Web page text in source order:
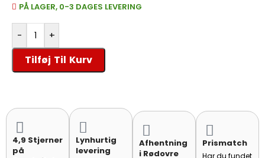
PÅ LAGER, 0-3 DAGES LEVERING
- +
Tilføj Til Kurv
4,9 Stjerner
på
Lynhurtig
levering
Afhentning
i Rødovre
Prismatch
Har du fundet